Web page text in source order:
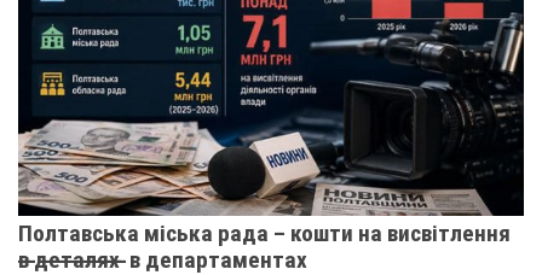
Полтавська міська рада – кошти на висвітлення
в̶ ̶д̶е̶т̶а̶л̶я̶х̶ ̶ в департаментах